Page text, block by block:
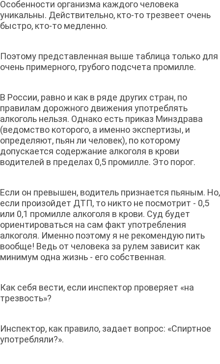
Особенности организма каждого человека
уникальны. Действительно, кто-то трезвеет очень
быстро, кто-то медленно.
Поэтому представленная выше таблица только для
очень примерного, грубого подсчета промилле.
В России, равно и как в ряде других стран, по
правилам дорожного движения употреблять
алкоголь нельзя. Однако есть приказ Минздрава
(ведомство которого, а именно экспертизы, и
определяют, пьян ли человек), по которому
допускается содержание алкоголя в крови
водителей в пределах 0,5 промилле. Это порог.
Если он превышен, водитель признается пьяным. Но,
если произойдет ДТП, то никто не посмотрит - 0,5
или 0,1 промилле алкоголя в крови. Суд будет
ориентироваться на сам факт употребления
алкоголя. Именно поэтому я не рекомендую пить
вообще! Ведь от человека за рулем зависит как
минимум одна жизнь - его собственная.
Как себя вести, если инспектор проверяет «на
трезвость»?
Инспектор, как правило, задает вопрос: «Спиртное
употребляли?».